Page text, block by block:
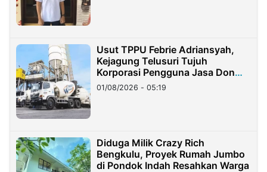
Usut TPPU Febrie Adriansyah,
Kejagung Telusuri Tujuh
Korporasi Pengguna Jasa Don
Ritto
01/08/2026 - 05:19
Diduga Milik Crazy Rich
Bengkulu, Proyek Rumah Jumbo
di Pondok Indah Resahkan Warga